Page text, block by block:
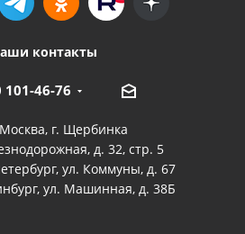
контакты
101-46-76
Москва, г. Щербинка
д. 32, стр. 5
ул. Коммуны, д. 67
ул. Машинная, д. 38Б